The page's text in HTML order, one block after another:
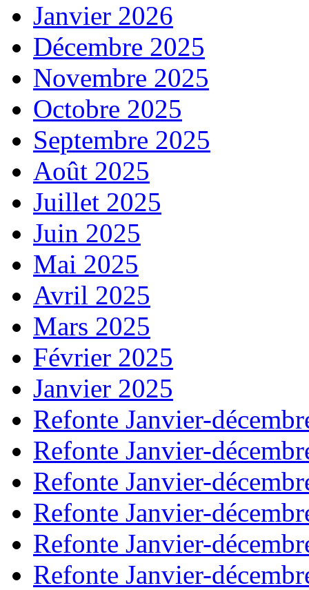
Janvier 2026
Décembre 2025
Novembre 2025
Octobre 2025
Septembre 2025
Août 2025
Juillet 2025
Juin 2025
Mai 2025
Avril 2025
Mars 2025
Février 2025
Janvier 2025
Refonte Janvier-
Refonte Janvier-
Refonte Janvier-
Refonte Janvier-
Refonte Janvier-
Refonte Janvier-